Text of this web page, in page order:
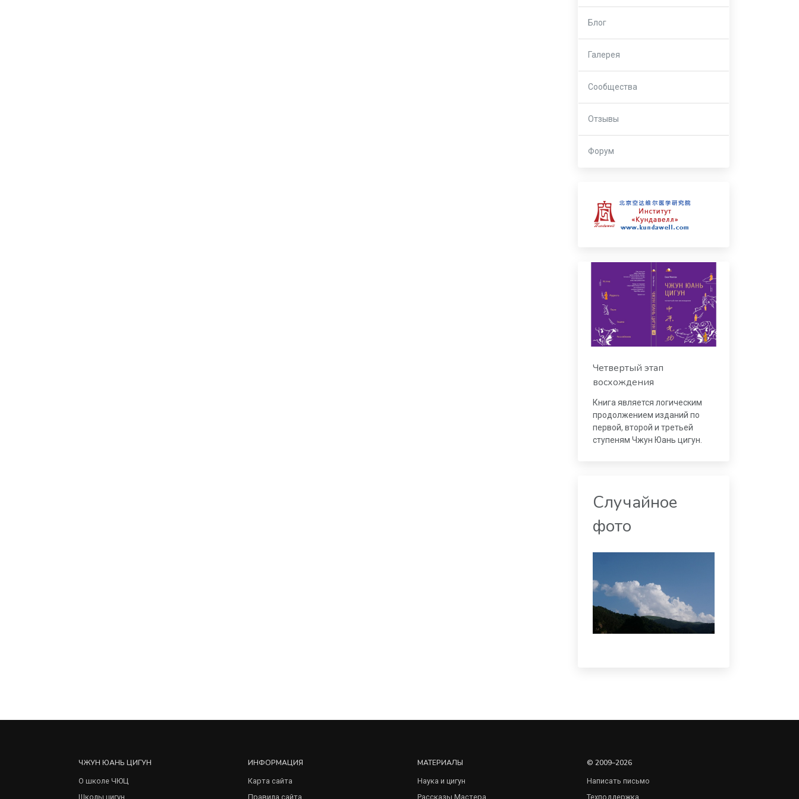
Блог
Галерея
Сообщества
Отзывы
Форум
Четвертый этап
восхождения
Книга является логическим
продолжением изданий по
первой, второй и третьей
ступеням Чжун Юань цигун.
Случайное
фото
ЧЖУН ЮАНЬ ЦИГУН
О школе ЧЮЦ
Школы цигун
ИНФОРМАЦИЯ
Карта сайта
Правила сайта
МАТЕРИАЛЫ
Наука и цигун
Рассказы Мастера
© 2009–2026
Написать письмо
Техподдержка